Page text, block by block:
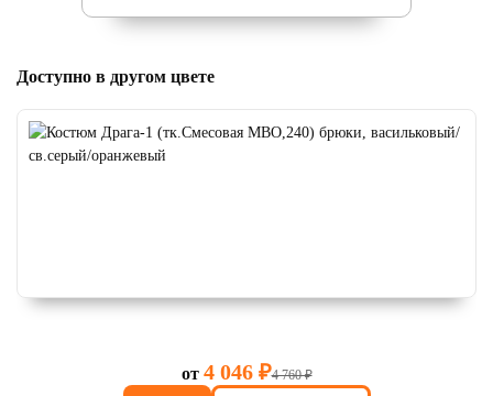
Доступно в другом цвете
от 4 046 ₽4 760 ₽